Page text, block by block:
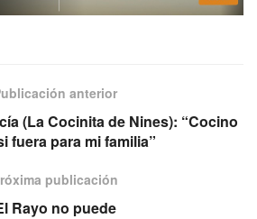
anterior
(La Cocinita de Nines): “Cocino
fuera para mi familia”
publicación
Rayo no puede